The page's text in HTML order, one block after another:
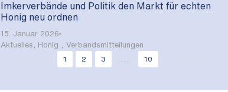
Imkerverbände und Politik den Markt für echten
Honig neu ordnen
15. Januar 2026
Aktuelles
Honig ,Verbandsmitteilungen
1
2 3 10